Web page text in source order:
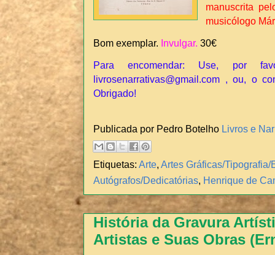
manuscrita
musicólogo
Bom exemplar. Invulgar. 30€
Para encomendar: Use, por
livrosenarrativas@gmail.com , ou, o
Obrigado!
Publicada por Pedro Botelho Livros e
Etiquetas: Arte, Artes Gráficas/Tipografia/
Autógrafos/Dedicatórias, Henrique de
História da Gravura
Artistas e Suas Obras